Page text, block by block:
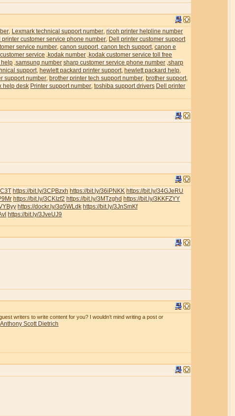
Lexmark technical support number ricoh printer helpline number
printer customer service phone number Dell printer customer support
service number canon support, canon tech support canon e
service kodak number kodak customer service toll free
help samsung number sharp customer service phone number sharp
support hewlett packard printer support hewlett packard help
support number brother printer tech support number brother support
help desk Printer support number toshiba support drivers Dell printer
https://bit.ly/3CPBzxh https://bit.ly/36iPNKK https://bit.ly/34GJeRU
https://bit.ly/3CKIzf2 https://bit.ly/3MTzghd https://bit.ly/3KKFZYY
https://dockr.ly/3q5WLdk https://bit.ly/3JnSmKf
https://bit.ly/3JveUJ9
writers to write content for you? I wouldn’t mind writing a post or
Anthony Scott Dietrich